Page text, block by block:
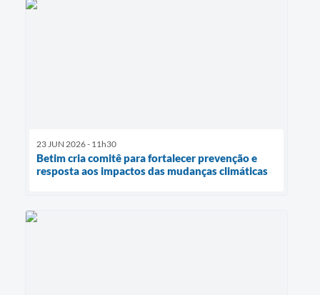
23 JUN 2026 - 11h30
Betim cria comitê para fortalecer prevenção e
resposta aos impactos das mudanças climáticas